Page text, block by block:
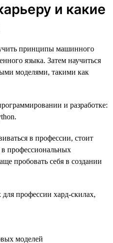
и какие
принципы машинного
языка. Затем научиться
моделями, такими как
и разработке:
в профессии, стоит
в профессиональных
пробовать себя в создании
профессии хард-скилах,
моделей